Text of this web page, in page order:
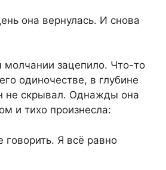
она вернулась. И снова
молчании зацепило. Что-то
одиночестве, в глубине
не скрывал. Однажды она
и тихо произнесла:
Я всё равно